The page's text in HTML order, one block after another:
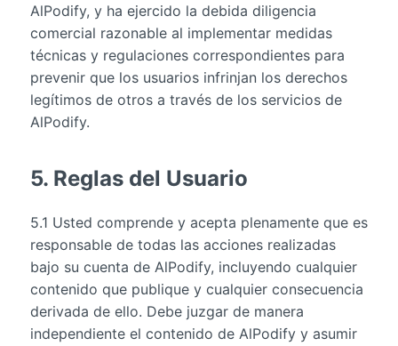
AlPodify, y ha ejercido la debida diligencia
comercial razonable al implementar medidas
técnicas y regulaciones correspondientes para
prevenir que los usuarios infrinjan los derechos
legítimos de otros a través de los servicios de
AlPodify.
5. Reglas del Usuario
5.1 Usted comprende y acepta plenamente que es
responsable de todas las acciones realizadas
bajo su cuenta de AlPodify, incluyendo cualquier
contenido que publique y cualquier consecuencia
derivada de ello. Debe juzgar de manera
independiente el contenido de AlPodify y asumir